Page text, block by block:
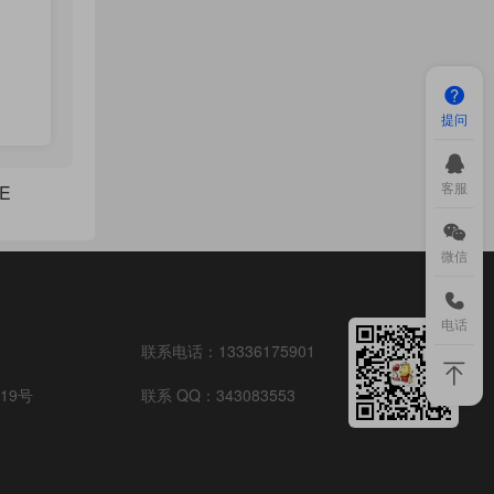
号
联系电话： 13336175901
联系 QQ： 343083553
提问
客服
微信
电话